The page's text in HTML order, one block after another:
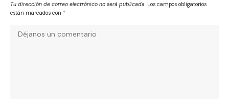
Tu dirección de correo electrónico no será publicada. Los campos obligatorios
están marcados con *